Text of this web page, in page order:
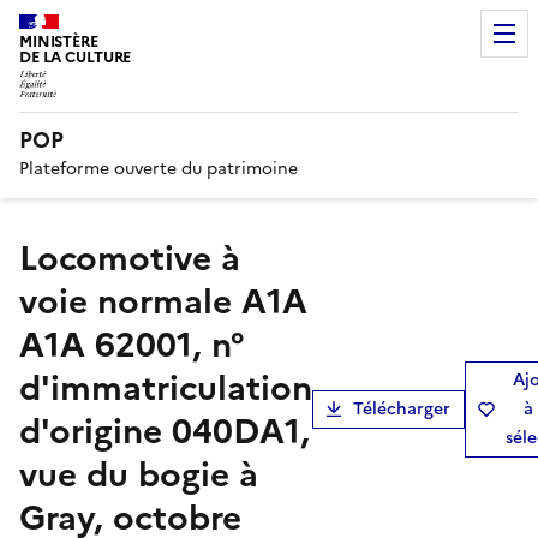
MINISTÈRE
DE LA CULTURE
POP
Plateforme ouverte du patrimoine
locomotive à
voie normale A1A
A1A 62001, n°
d'immatriculation
d'origine 040DA1,
vue du bogie à
Gray, octobre
Télécharger
à